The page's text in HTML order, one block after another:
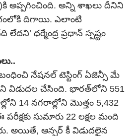
అప్పగించింది. అన్ని శాఖలు దీనిని
దిగాయి. ఎలాంటి
ధర్మేంద్ర ప్రధాన్ స్పష్టం
నేషనల్ టెస్టింగ్ ఏజెన్సీ మే
విడుదల చేసింది. భారత్‌లోని 551
14 నగరాల్లోని మొత్తం 5,432
సుమారు 22 లక్షల మంది
అయితే, ఆన్సర్ కీ విడుదలైన